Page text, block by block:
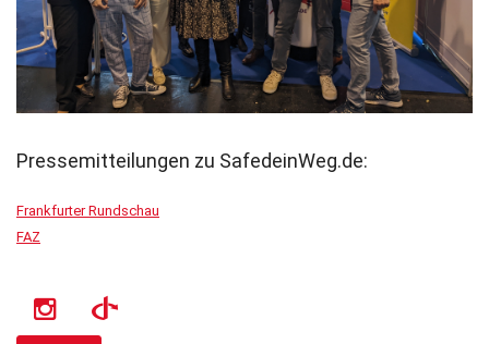
Pressemitteilungen zu SafedeinWeg.de:
Frankfurter Rundschau
FAZ